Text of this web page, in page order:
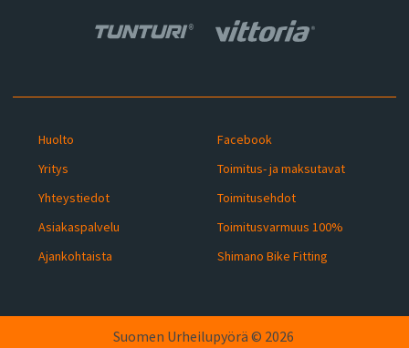
Huolto
Yritys
Yhteystiedot
Asiakaspalvelu
Ajankohtaista
Facebook
Toimitus- ja maksutavat
Toimitusehdot
Toimitusvarmuus 100%
Shimano Bike Fitting